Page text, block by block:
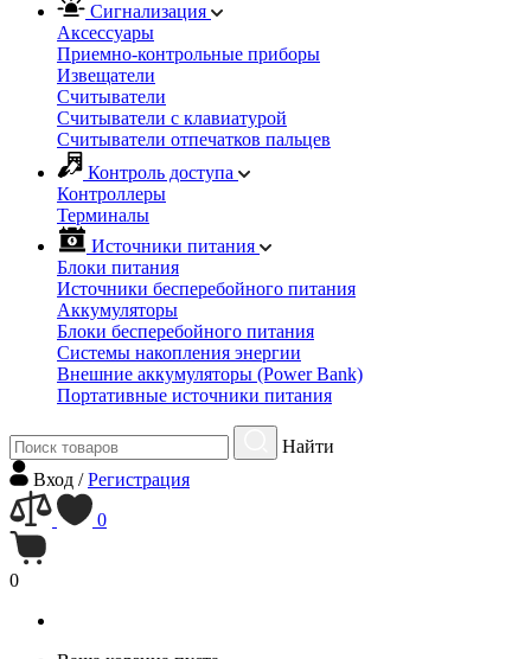
Сигнализация
Аксессуары
Приемно-контрольные приборы
Извещатели
Считыватели
Cчитыватели с клавиатурой
Cчитыватели отпечатков пальцев
Контроль доступа
Контроллеры
Терминалы
Источники питания
Блоки питания
Источники бесперебойного питания
Аккумуляторы
Блоки бесперебойного питания
Системы накопления энергии
Внешние аккумуляторы (Power Bank)
Портативные источники питания
Найти
Вход /Регистрация
0
0